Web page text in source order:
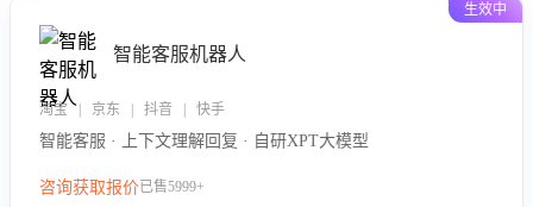
生效中
智能客服机器人
淘宝 | 京东 | 抖音 | 快手
智能客服 · 上下文理解回复 · 自研XPT大模型
咨询获取报价已售5999+